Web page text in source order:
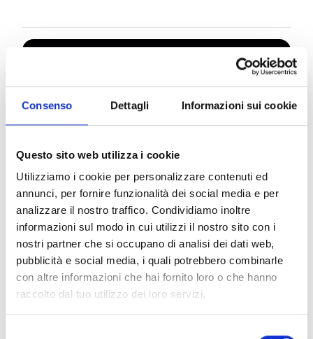
Consenso Dettagli Informazioni sui cookie
Questo sito web utilizza i cookie
Utilizziamo i cookie per personalizzare contenuti ed
annunci, per fornire funzionalità dei social media e per
analizzare il nostro traffico. Condividiamo inoltre
informazioni sul modo in cui utilizzi il nostro sito con i
nostri partner che si occupano di analisi dei dati web,
pubblicità e social media, i quali potrebbero combinarle
con altre informazioni che hai fornito loro o che hanno
raccolto dal tuo utilizzo dei loro servizi.
A refined path that combines classicism and the
great visions of Italian and international 20th
century. The violinist Marlene Prodigo will perform
Beethoven’s lyrical Romance No. 1, a prelude to a
neoclassical journey led by Giancarlo De Lorenzo,